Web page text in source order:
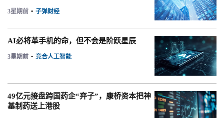
3星期前 • 子弹财经
AI必将革手机的命，但不会是阶跃星辰
3星期前 • 竞合人工智能
49亿元接盘跨国药企“弃子”，康桥资本把神
基制药送上港股